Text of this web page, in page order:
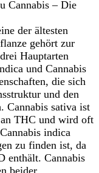
Cannabis – Die
der ältesten
gehört zur
Hauptarten
und Cannabis
die sich
und den
Cannabis sativa ist
THC und wird oft
indica
zu finden ist, da
enthält. Cannabis
beider